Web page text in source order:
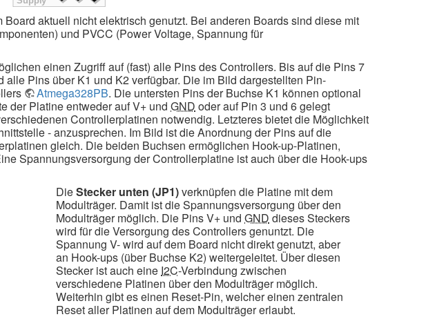
Board aktuell nicht elektrisch genutzt. Bei anderen Boards sind diese mit
und PVCC (Power Voltage, Spannung für
einen Zugriff auf (fast) alle Pins des Controllers. Bis auf die Pins 7
alle Pins über K1 und K2 verfügbar. Die im Bild dargestellten Pin-
Atmega328PB. Die untersten Pins der Buchse K1 können optional
der Platine entweder auf V+ und GND oder auf Pin 3 und 6 gelegt
Controllerplatinen notwendig. Letzteres bietet die Möglichkeit
- anzusprechen. Im Bild ist die Anordnung der Pins auf die
gleich. Die beiden Buchsen ermöglichen Hook-up-Platinen,
Spannungsversorgung der Controllerplatine ist auch über die Hook-ups
DieStecker unten (JP1)verknüpfen die Platine mit dem
Modulträger. Damit ist die Spannungsversorgung über den
Modulträger möglich. Die Pins V+ und GND dieses Steckers
wird für die Versorgung des Controllers genuntzt. Die
Spannung V- wird auf dem Board nicht direkt genutzt, aber
an Hook-ups (über Buchse K2) weitergeleitet. Über diesen
Stecker ist auch eine I2C-Verbindung zwischen
verschiedene Platinen über den Modulträger möglich.
Weiterhin gibt es einen Reset-Pin, welcher einen zentralen
Reset aller Platinen auf dem Modulträger erlaubt.